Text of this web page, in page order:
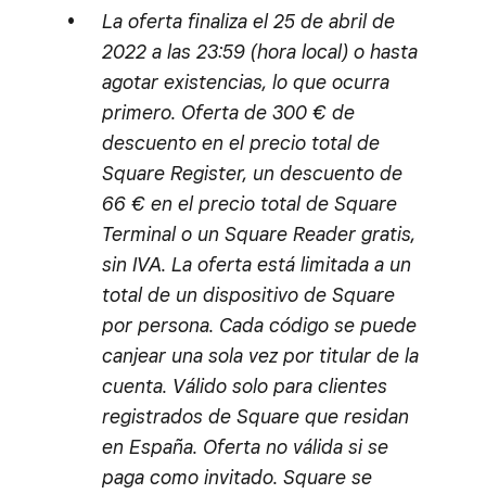
La oferta finaliza el 25 de abril de
2022 a las 23:59 (hora local) o hasta
agotar existencias, lo que ocurra
primero. Oferta de 300 € de
descuento en el precio total de
Square Register, un descuento de
66 € en el precio total de Square
Terminal o un Square Reader gratis,
sin IVA. La oferta está limitada a un
total de un dispositivo de Square
por persona. Cada código se puede
canjear una sola vez por titular de la
cuenta. Válido solo para clientes
registrados de Square que residan
en España. Oferta no válida si se
paga como invitado. Square se